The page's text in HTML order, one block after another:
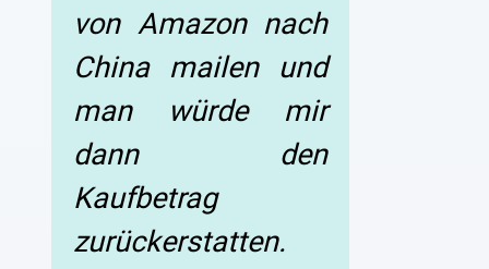
von Amazon nach
China mailen und
man würde mir
dann den
Kaufbetrag
zurückerstatten.